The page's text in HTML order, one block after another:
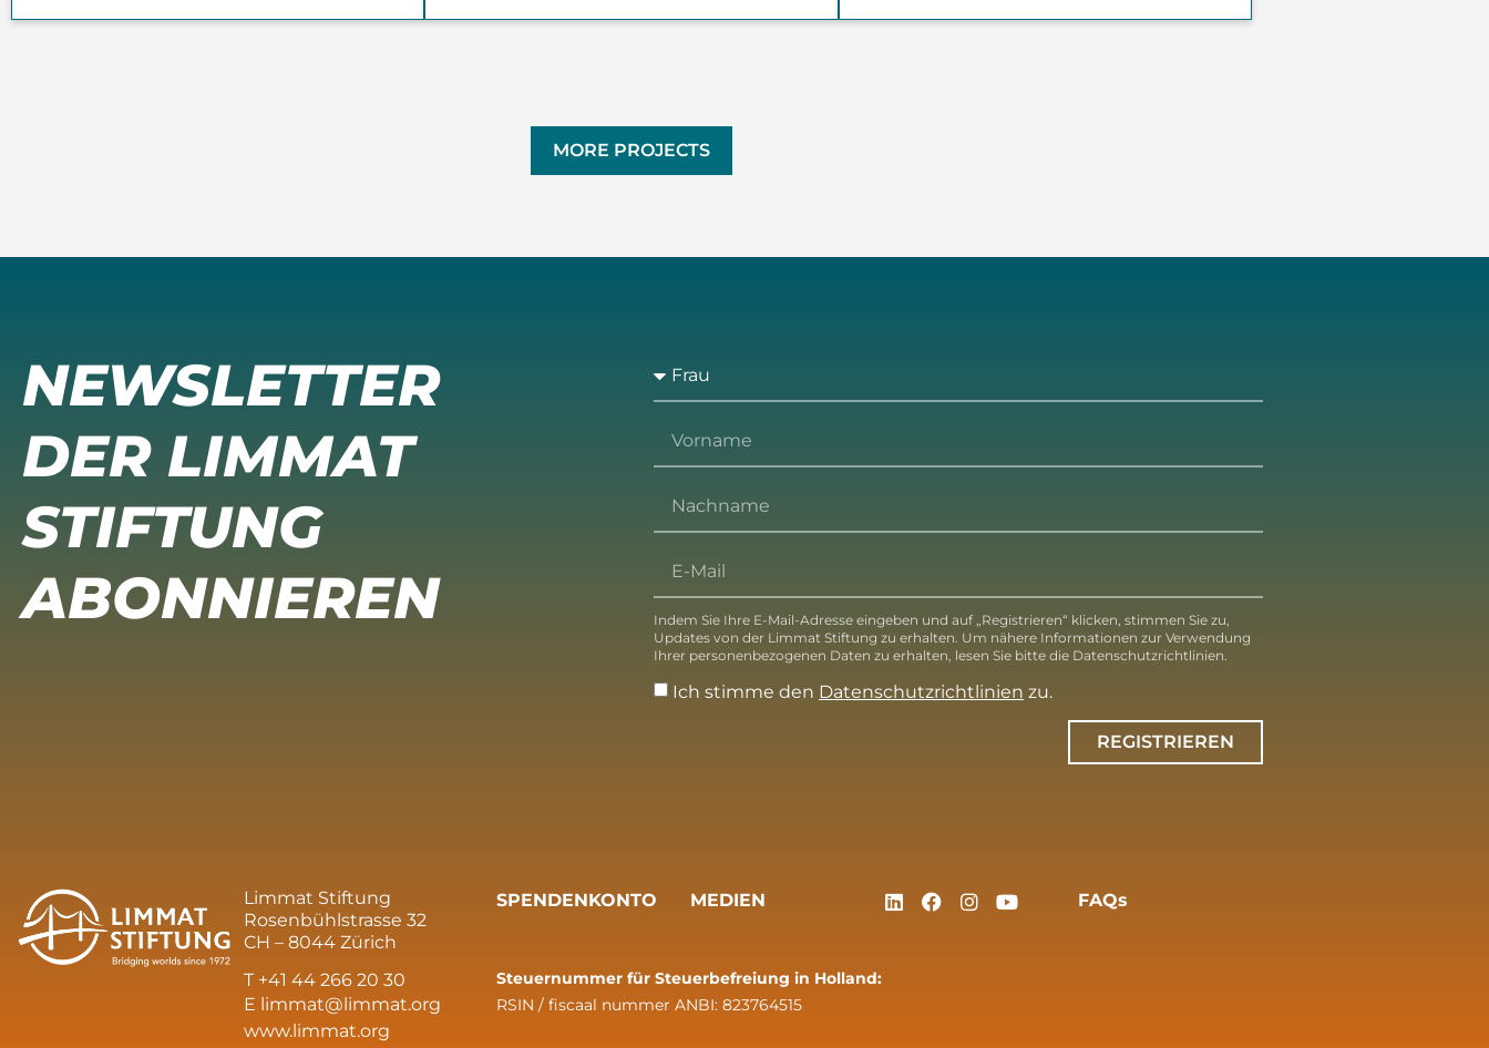
MORE PROJECTS
NEWSLETTER
DER LIMMAT
STIFTUNG
ABONNIEREN
Indem Sie Ihre E-Mail-Adresse eingeben und auf „Registrieren“ klicken, stimmen Sie zu,
Updates von der Limmat Stiftung zu erhalten. Um nähere Informationen zur Verwendung
Ihrer personenbezogenen Daten zu erhalten, lesen Sie bitte die Datenschutzrichtlinien.
Ich stimme den Datenschutzrichtlinien zu.
REGISTRIEREN
Limmat Stiftung
Rosenbühlstrasse 32
CH – 8044 Zürich
T +41 44 266 20 30
E limmat@limmat.org
www.limmat.org
SPENDENKONTO MEDIEN FAQs
Steuernummer für Steuerbefreiung in Holland:
RSIN / fiscaal nummer ANBI: 823764515